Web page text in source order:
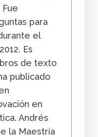
para
el
Es
de texto
publicado
en
Andrés
la Maestría